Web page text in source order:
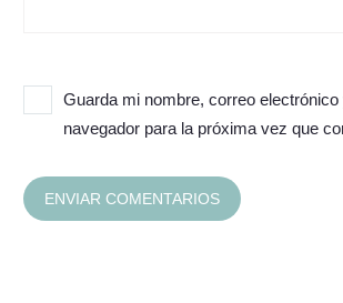
Guarda mi nombre, correo
navegador para la próxima vez que
ENVIAR COMENTARIOS